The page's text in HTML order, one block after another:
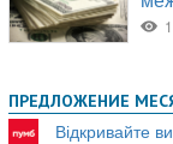
ПРЕДЛОЖЕНИЕ
Відкривайте